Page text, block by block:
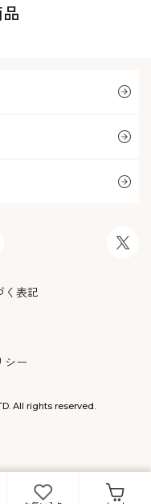
く表記
シー
All rights reserved.